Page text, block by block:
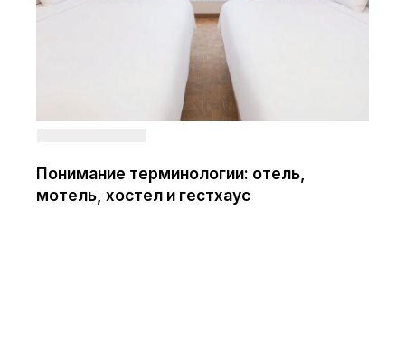
Понимание терминологии: отель,
мотель, хостел и гестхаус